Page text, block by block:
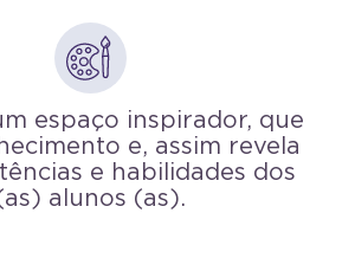
espaço inspirador, que
e, assim revela
e habilidades dos
alunos (as).